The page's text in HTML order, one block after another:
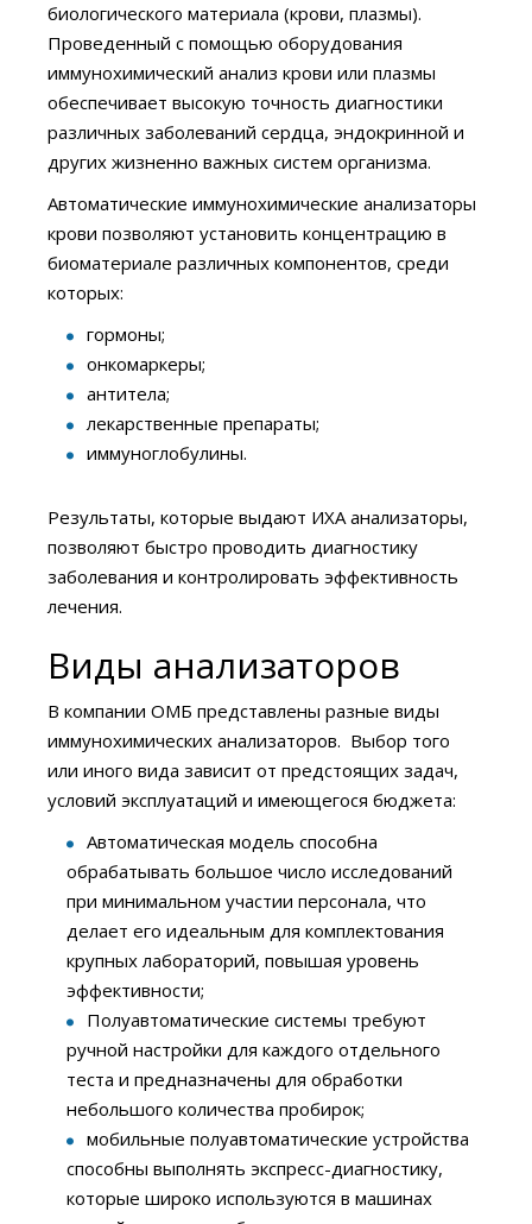
биологического материала (крови, плазмы).
Проведенный с помощью оборудования
иммунохимический анализ крови или плазмы
обеспечивает высокую точность диагностики
различных заболеваний сердца, эндокринной и
других жизненно важных систем организма.
Автоматические иммунохимические анализаторы
крови позволяют установить концентрацию в
биоматериале различных компонентов, среди
которых:
гормоны;
онкомаркеры;
антитела;
лекарственные препараты;
иммуноглобулины.
Результаты, которые выдают ИХА анализаторы,
позволяют быстро проводить диагностику
заболевания и контролировать эффективность
лечения.
Виды анализаторов
В компании ОМБ представлены разные виды
иммунохимических анализаторов. Выбор того
или иного вида зависит от предстоящих задач,
условий эксплуатаций и имеющегося бюджета:
Автоматическая модель способна
обрабатывать большое число исследований
при минимальном участии персонала, что
делает его идеальным для комплектования
крупных лабораторий, повышая уровень
эффективности;
Полуавтоматические системы требуют
ручной настройки для каждого отдельного
теста и предназначены для обработки
небольшого количества пробирок;
мобильные полуавтоматические устройства
способны выполнять экспресс-диагностику,
которые широко используются в машинах